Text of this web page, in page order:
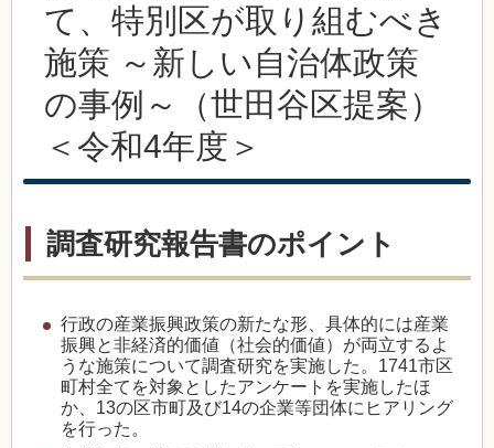
て、特別区が取り組むべき
施策 ～新しい自治体政策
の事例～（世田谷区提案）
＜令和4年度＞
調査研究報告書のポイント
行政の産業振興政策の新たな形、具体的には産業
振興と非経済的価値（社会的価値）が両立するよ
うな施策について調査研究を実施した。 1741市区
町村全てを対象としたアンケートを実施したほ
か、 13の区市町及び14の企業等団体にヒアリング
を行った。